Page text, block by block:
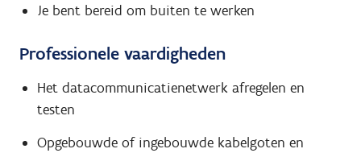
Je bent bereid om buiten te werken
Professionele vaardigheden
Het datacommunicatienetwerk afregelen en
testen
Opgebouwde of ingebouwde kabelgoten en